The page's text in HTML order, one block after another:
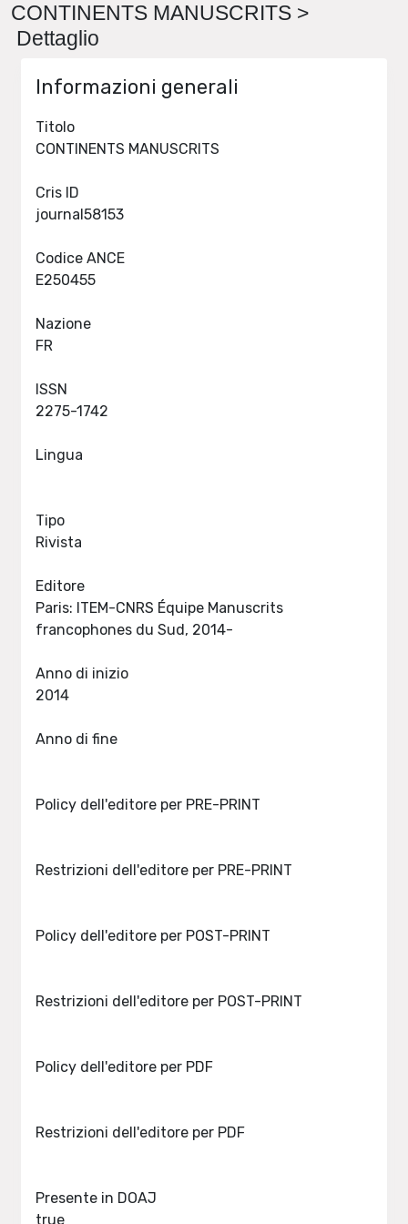
CONTINENTS MANUSCRITS >
Dettaglio
Informazioni generali
Titolo
Cris ID
Codice ANCE
Nazione
ISSN
Lingua
Tipo
Rivista
Editore
Paris: ITEM-CNRS Équipe Manuscrits
Anno di inizio
Anno di fine
Policy dell'editore per PRE-PRINT
Restrizioni dell'editore per PRE-PRINT
Policy dell'editore per POST-PRINT
Restrizioni dell'editore per POST-PRINT
Policy dell'editore per PDF
Restrizioni dell'editore per PDF
Presente in DOAJ